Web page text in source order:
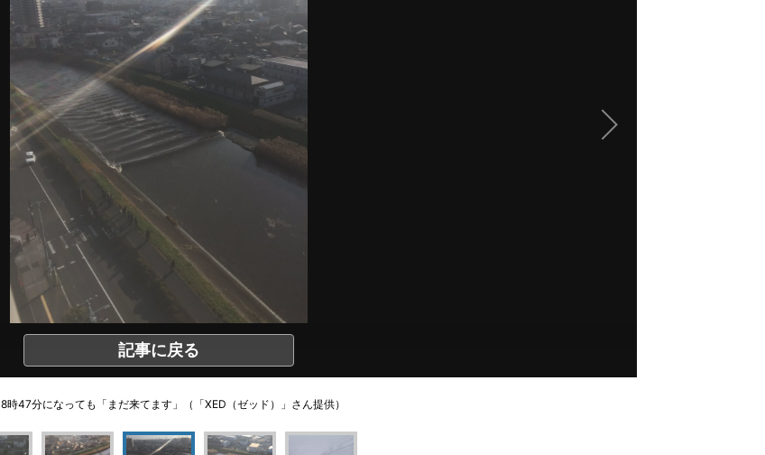
記事に戻る
8時47分になっても「まだ来てます」（「XED（ゼッド）」さん提供）